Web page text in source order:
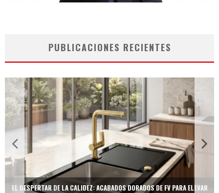
PUBLICACIONES RECIENTES
DE FV PARA ELEVAR
TECNOLOGÍA Y BIENESTAR DE VANGUARDIA: EL